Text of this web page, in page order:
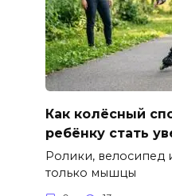
Как колёсный
ребёнку стать
Ролики, велосипед
только мышцы